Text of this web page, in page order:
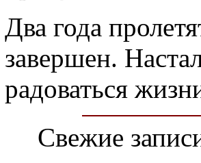
Два года
завершен.
радоваться
Свежие